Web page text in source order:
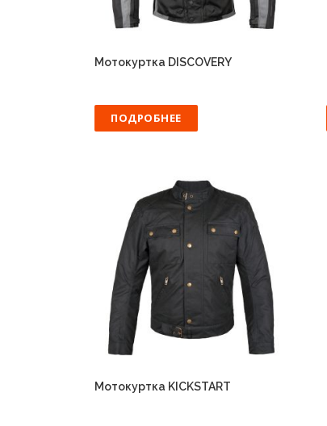
Мотокуртка DISCOVERY
ПОДРОБНЕЕ
Мотокуртка KICKSTART